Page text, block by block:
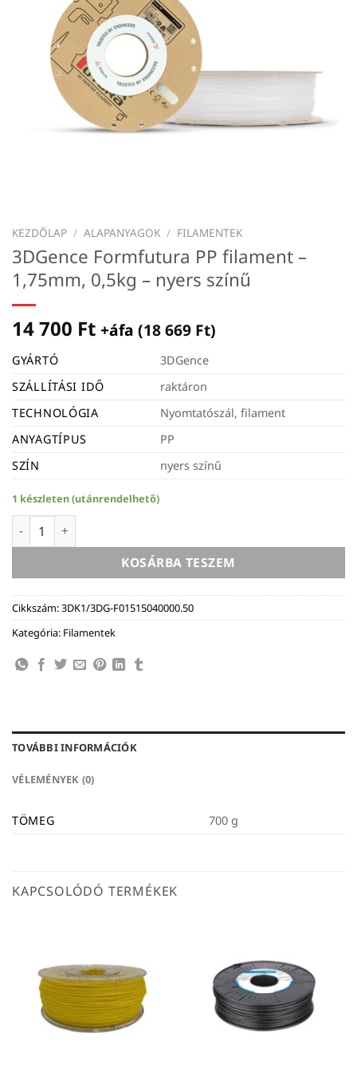
KEZDŐLAP / ALAPANYAGOK / FILAMENTEK
3DGence Formfutura PP filament –
1,75mm, 0,5kg – nyers színű
14 700 Ft +áfa (18 669 Ft)
GYÁRTÓ
3DGence
SZÁLLÍTÁSI IDŐ
raktáron
TECHNOLÓGIA
Nyomtatószál, filament
ANYAGTÍPUS
PP
SZÍN
nyers színű
1 készleten (utánrendelhető)
3DGence Formfutura PP filament - 1,75mm, 0,5kg - nyers
KOSÁRBA TESZEM
Cikkszám:3DK1/3DG-F01515040000.50
Kategória: Filamentek
TOVÁBBI INFORMÁCIÓK
VÉLEMÉNYEK (0)
TÖMEG 700 g
KAPCSOLÓDÓ TERMÉKEK